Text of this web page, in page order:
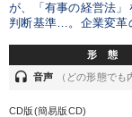
が、「有事の経営法
判断基準…。企業変革
形 態
headset 音声 （どの形態でも
CD版(簡易版CD)